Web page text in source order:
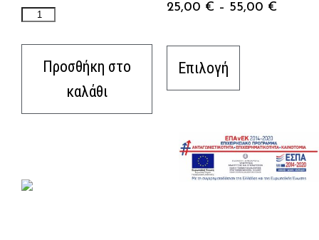
Προσθήκη στο
καλάθι
25,00 € – 55,00 €
Επιλογή